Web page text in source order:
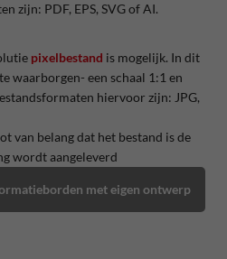
zijn: PDF, EPS, SVG of AI.
pixelbestand is mogelijk. In dit
waarborgen- een schaal 1:1 en
hiervoor zijn: JPG,
van belang dat het bestand is de
wordt aangeleverd
met eigen ontwerp